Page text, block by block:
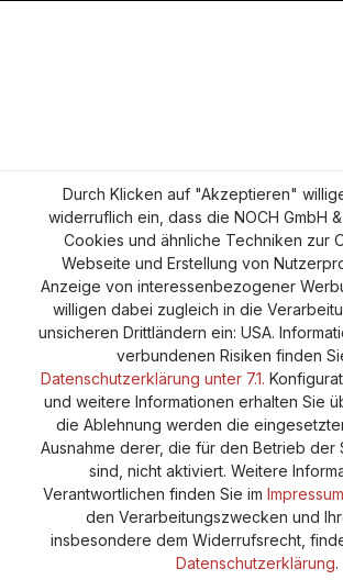
Durch Klicken auf "Akzeptieren"
widerruflich ein, dass die NOCH GmbH
Cookies und ähnliche Techniken zur
Webseite und Erstellung von
Anzeige von interessenbezogener
willigen dabei zugleich in die
unsicheren Drittländern ein: USA.
verbundenen Risiken finden
Datenschutzerklärung unter 7.1.
und weitere Informationen erhalten Sie
die Ablehnung werden die
Ausnahme derer, die für den Betrieb der
sind, nicht aktiviert. Weitere
Verantwortlichen finden Sie im Impressum
den Verarbeitungszwecken und
insbesondere dem Widerrufsrecht,
Datenschutzerklärung.